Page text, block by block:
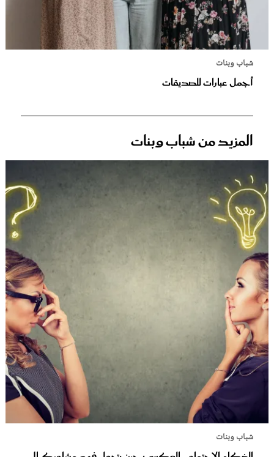
شباب وبنات
أجمل عبارات للصديقات
المزيد من شباب وبنات
شباب وبنات